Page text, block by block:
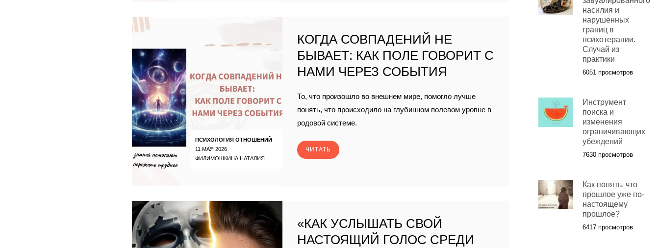
ПСИХОЛОГИЯ ОТНОШЕНИЙ
11 МАЯ 2026
ФИЛИМОШКИНА НАТАЛИЯ
КОГДА СОВПАДЕНИЙ НЕ
БЫВАЕТ: КАК ПОЛЕ ГОВОРИТ С
НАМИ ЧЕРЕЗ СОБЫТИЯ
То, что произошло во внешнем мире, помогло лучше
понять, что происходило на глубинном полевом уровне в
родовой системе.
ЧИТАТЬ
«КАК УСЛЫШАТЬ СВОЙ
НАСТОЯЩИЙ ГОЛОС СРЕДИ
насилия и
нарушенных
границ в
психотерапии.
Случай из
практики
6051 просмотров
Инструмент
поиска и
изменения
ограничивающих
убеждений
7630 просмотров
Как понять, что
прошлое уже по-
настоящему
прошлое?
6417 просмотров